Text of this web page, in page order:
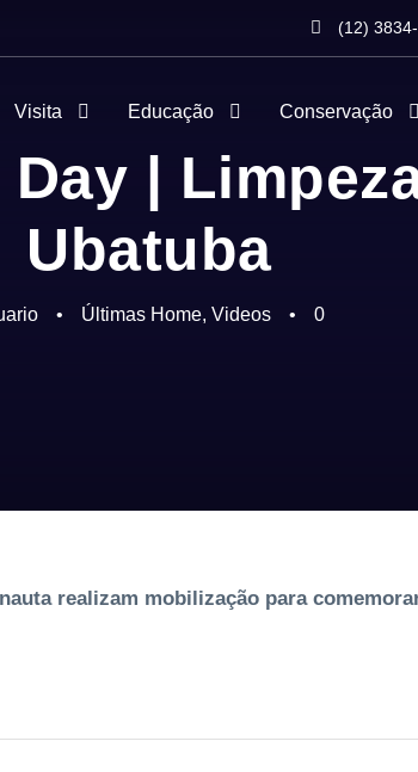
(12)
Visita Educação Conservação
|
Ubatuba
• Últimas Home, Videos • 0
realizam mobilização para